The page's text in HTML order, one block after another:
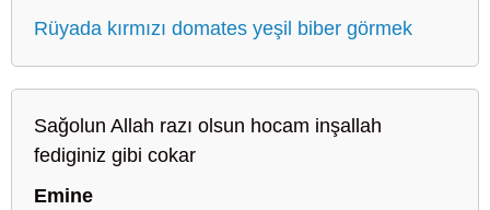
Rüyada kırmızı domates yeşil biber görmek
Sağolun Allah razı olsun hocam inşallah
fediginiz gibi cokar
Emine